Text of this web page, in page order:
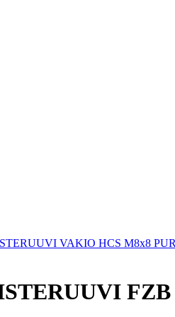
VAKIO HCS M8x8
FZB